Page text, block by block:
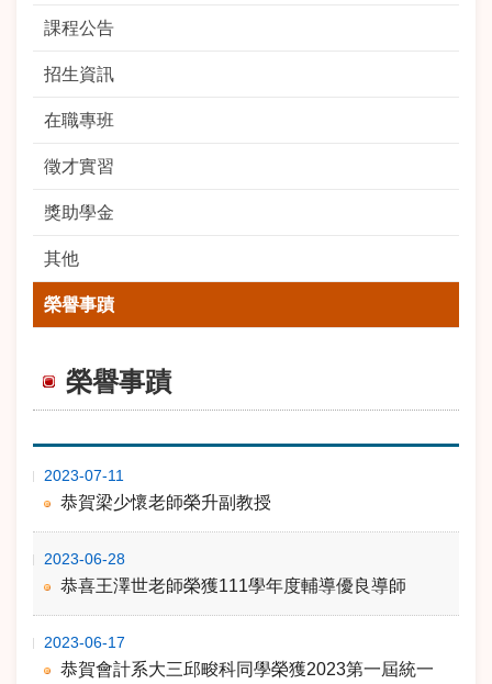
課程公告
招生資訊
在職專班
徵才實習
獎助學金
其他
榮譽事蹟
榮譽事蹟
標 題
恭賀梁少懷老師榮升副教授
2023-07-11
恭喜王澤世老師榮獲111學年度輔導優良導師
2023-06-28
恭賀會計系大三邱畯科同學榮獲2023第一屆統一
2023-06-17